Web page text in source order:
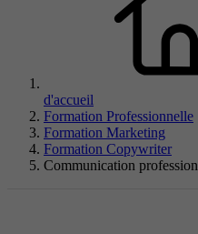
d'accueil
Formation Professionnelle
Formation Marketing
Formation Copywriter
Communication